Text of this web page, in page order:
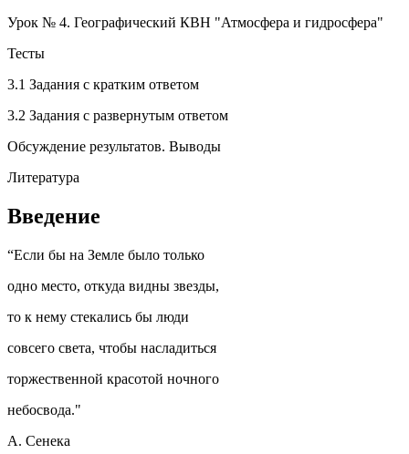
Урок № 4. Географический КВН "Атмосфера и гидросфера"
Тесты
3.1 Задания с кратким ответом
3.2 Задания с развернутым ответом
Обсуждение результатов. Выводы
Литература
Введение
“Если бы на Земле было только
одно место, откуда видны звезды,
то к нему стекались бы люди
совсего света, чтобы насладиться
торжественной красотой ночного
небосвода."
А. Сенека